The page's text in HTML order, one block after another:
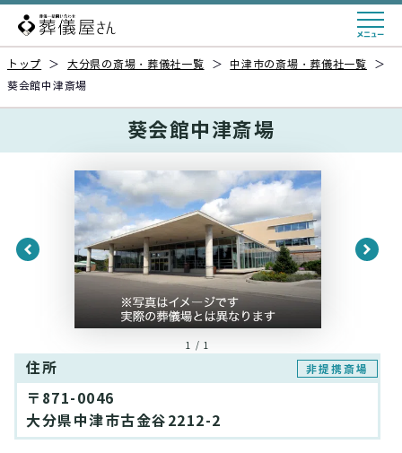
トップ ＞ 大分県の斎場・葬儀社一覧 ＞ 中津市の斎場・葬儀社一覧
＞
葵会館中津斎場
葵会館中津斎場
1 / 1
住所 非提携斎場
〒871-0046
大分県中津市古金谷2212-2